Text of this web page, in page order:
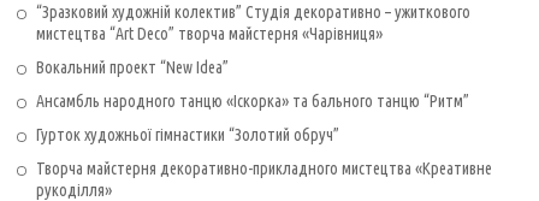
“Зразковий художній колектив” Студія декоративно – ужиткового
мистецтва “Art Deco” творча майстерня «Чарівниця»
Вокальний проект “New Idea”
Ансамбль народного танцю «Іскорка» та бального танцю “Ритм”
Гурток художньої гімнастики “Золотий обруч”
Творча майстерня декоративно-прикладного мистецтва «Креативне
рукоділля»